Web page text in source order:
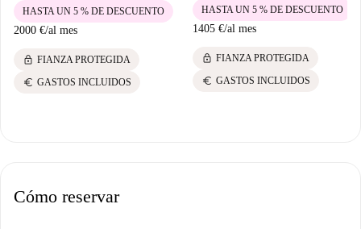
2000 €/al mes
HASTA UN 5 % DE DESCUENTO
lock FIANZA PROTEGIDA
euro GASTOS INCLUIDOS
1405 €/al mes
HASTA UN 5 % DE DESCUENTO
lock FIANZA PROTEGIDA
euro GASTOS INCLUIDOS
Cómo reservar